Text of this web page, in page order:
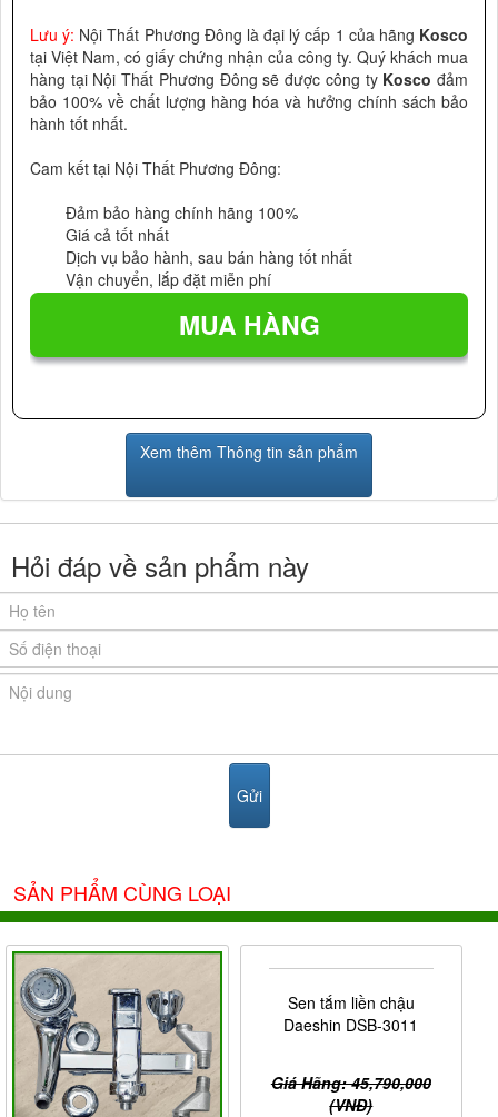
Lưu ý: Nội Thất Phương Đông là đại lý cấp 1 của hãng Kosco
tại Việt Nam, có giấy chứng nhận của công ty. Quý khách mua
hàng tại Nội Thất Phương Đông sẽ được công ty Kosco đảm
bảo 100% về chất lượng hàng hóa và hưởng chính sách bảo
hành tốt nhất.
Cam kết tại Nội Thất Phương Đông:
Đảm bảo hàng chính hãng 100%
Giá cả tốt nhất
Dịch vụ bảo hành, sau bán hàng tốt nhất
Vận chuyển, lắp đặt miễn phí
Xem thêm Thông tin sản phẩm
Hỏi đáp về sản phẩm này
SẢN PHẨM CÙNG LOẠI
Sen tắm liền chậu
Daeshin DSB-3011
Giá Hãng: 45,790,000
(VNĐ)